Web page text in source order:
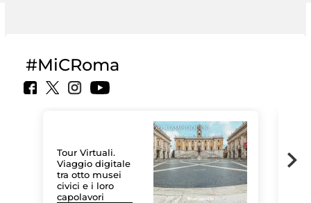
#MiCRoma
Tour Virtuali.
Viaggio digitale
tra otto musei
civici e i loro
capolavori